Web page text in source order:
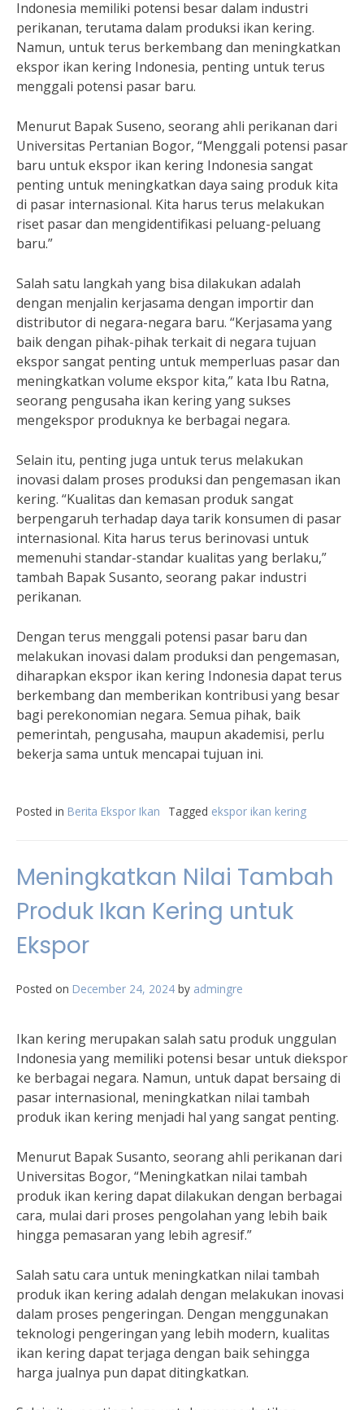
Indonesia memiliki potensi besar dalam industri
perikanan, terutama dalam produksi ikan kering.
Namun, untuk terus berkembang dan meningkatkan
ekspor ikan kering Indonesia, penting untuk terus
menggali potensi pasar baru.
Menurut Bapak Suseno, seorang ahli perikanan dari
Universitas Pertanian Bogor, “Menggali potensi pasar
baru untuk ekspor ikan kering Indonesia sangat
penting untuk meningkatkan daya saing produk kita
di pasar internasional. Kita harus terus melakukan
riset pasar dan mengidentifikasi peluang-peluang
baru.”
Salah satu langkah yang bisa dilakukan adalah
dengan menjalin kerjasama dengan importir dan
distributor di negara-negara baru. “Kerjasama yang
baik dengan pihak-pihak terkait di negara tujuan
ekspor sangat penting untuk memperluas pasar dan
meningkatkan volume ekspor kita,” kata Ibu Ratna,
seorang pengusaha ikan kering yang sukses
mengekspor produknya ke berbagai negara.
Selain itu, penting juga untuk terus melakukan
inovasi dalam proses produksi dan pengemasan ikan
kering. “Kualitas dan kemasan produk sangat
berpengaruh terhadap daya tarik konsumen di pasar
internasional. Kita harus terus berinovasi untuk
memenuhi standar-standar kualitas yang berlaku,”
tambah Bapak Susanto, seorang pakar industri
perikanan.
Dengan terus menggali potensi pasar baru dan
melakukan inovasi dalam produksi dan pengemasan,
diharapkan ekspor ikan kering Indonesia dapat terus
berkembang dan memberikan kontribusi yang besar
bagi perekonomian negara. Semua pihak, baik
pemerintah, pengusaha, maupun akademisi, perlu
bekerja sama untuk mencapai tujuan ini.
Posted in Berita Ekspor Ikan Tagged ekspor ikan kering
Meningkatkan Nilai Tambah
Produk Ikan Kering untuk
Ekspor
Posted on December 24, 2024 by admingre
Ikan kering merupakan salah satu produk unggulan
Indonesia yang memiliki potensi besar untuk diekspor
ke berbagai negara. Namun, untuk dapat bersaing di
pasar internasional, meningkatkan nilai tambah
produk ikan kering menjadi hal yang sangat penting.
Menurut Bapak Susanto, seorang ahli perikanan dari
Universitas Bogor, “Meningkatkan nilai tambah
produk ikan kering dapat dilakukan dengan berbagai
cara, mulai dari proses pengolahan yang lebih baik
hingga pemasaran yang lebih agresif.”
Salah satu cara untuk meningkatkan nilai tambah
produk ikan kering adalah dengan melakukan inovasi
dalam proses pengeringan. Dengan menggunakan
teknologi pengeringan yang lebih modern, kualitas
ikan kering dapat terjaga dengan baik sehingga
harga jualnya pun dapat ditingkatkan.